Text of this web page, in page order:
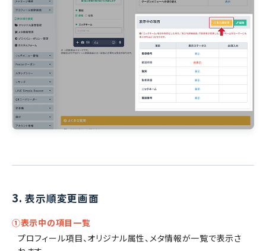
3. 表示順変更画面
①表示中の項目一覧
プロフィール項目、オリジナル属性、メタ情報が一覧で表示さ